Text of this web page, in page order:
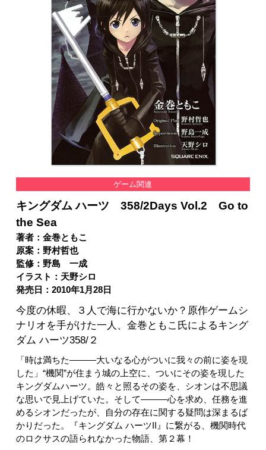
会社情報 採用情報
スクウェア・エニックス サイト内検索
ゲーム関連
キングダム ハーツ 358/2Days Vol.2 Go to
the Sea
著者：金巻ともこ
原案：野村哲也
監修：野島 一成
イラスト：天野シロ
発売日：2010年1月28日
今度の休暇、３人で海に行かないか？原作ゲームシ
ナリオを手がけた一人、金巻ともこ氏によるキング
ダム ハーツ358/２
「時は満ちた―――大いなる心がついに我々の前に姿を現
した」“機関”が住まう城の上空に、ついにその姿を現した
キングダムハーツ。皓々と照るその姿を、シオンは不思議
な思いで見上げていた。そして―――心を求め、任務を進
めるシオンだったが、自分の存在に関する疑問は深まるば
かりだった。『キングダム ハーツII』に繋がる、機関時代
のロクサスの語られなかった物語、第２幕！